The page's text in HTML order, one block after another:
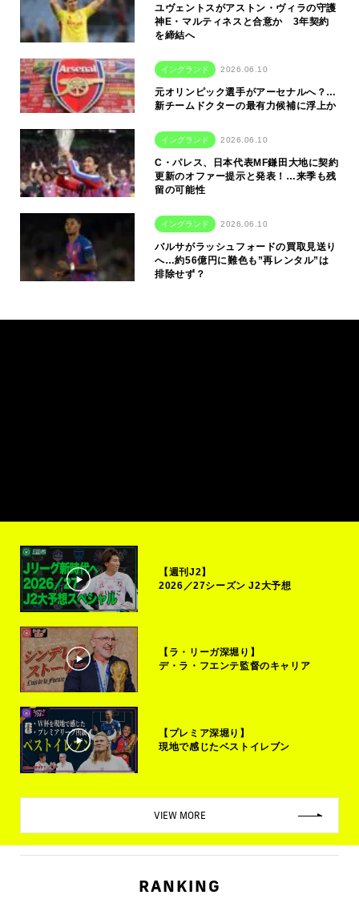
ユヴェントスがアストン・ヴィラの守護
神E・マルティネスと合意か 3年契約
を締結へ
イングランド 2026.06.10
元オリンピック選手がアーセナルへ？…
新チームドクターの最有力候補に浮上か
イングランド 2026.06.10
C・パレス、日本代表MF鎌田大地に契約
更新のオファー提示と発表！…来季も残
留の可能性
イングランド 2026.06.10
バルサがラッシュフォードの買取見送り
へ…約56億円に難色も”再レンタル”は
排除せず？
【週刊J2】
2026／27シーズン J2大予想
【ラ・リーガ深堀り】
デ・ラ・フエンテ監督のキャリア
【プレミア深堀り】
現地で感じたベストイレブン
VIEW MORE
RANKING